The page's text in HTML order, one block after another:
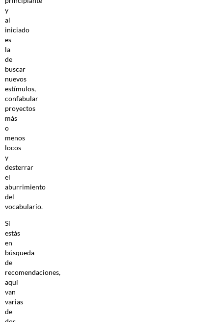
y
al
iniciado
es
la
de
buscar
nuevos
estímulos,
confabular
proyectos
más
o
menos
locos
y
desterrar
el
aburrimiento
del
vocabulario.
Si
estás
en
búsqueda
de
recomendaciones,
aquí
van
varias
de